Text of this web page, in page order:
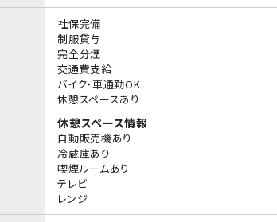
社保完備
制服貸与
完全分煙
交通費支給
バイク・車通勤OK
休憩スペースあり
休憩スペース情報
自動販売機あり
冷蔵庫あり
喫煙ルームあり
テレビ
レンジ